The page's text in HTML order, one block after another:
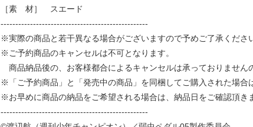
［素 材］ スエード
--------------------------------------------------
※実際の商品と若干異なる場合がございますので予めご了承くださ
※ご予約商品のキャンセルは不可となります。
商品納品後の、お客様都合によるキャンセルは承っておりません
※「ご予約商品」と「発売中の商品」を同梱してご購入された場合
※お早めに商品の納品をご希望される場合は、納品日をご確認頂き
--------------------------------------------------